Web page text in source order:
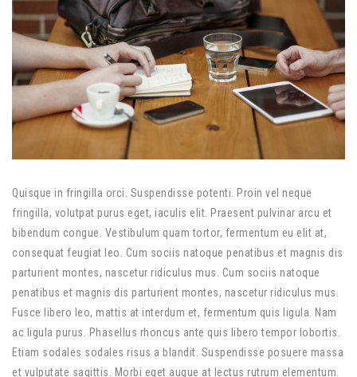
Quisque in fringilla orci. Suspendisse potenti. Proin vel neque
fringilla, volutpat purus eget, iaculis elit. Praesent pulvinar arcu et
bibendum congue. Vestibulum quam tortor, fermentum eu elit at,
consequat feugiat leo. Cum sociis natoque penatibus et magnis dis
parturient montes, nascetur ridiculus mus. Cum sociis natoque
penatibus et magnis dis parturient montes, nascetur ridiculus mus.
Fusce libero leo, mattis at interdum et, fermentum quis ligula. Nam
ac ligula purus. Phasellus rhoncus ante quis libero tempor lobortis.
Etiam sodales sodales risus a blandit. Suspendisse posuere massa
et vulputate sagittis. Morbi eget augue at lectus rutrum elementum.